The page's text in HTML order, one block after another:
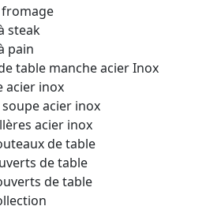
fromage
steak
pain
table manche acier Inox
acier inox
acier inox
acier inox
de table
de table
de table